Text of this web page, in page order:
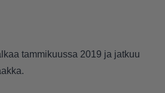
tammikuussa 2019 ja jatkuu